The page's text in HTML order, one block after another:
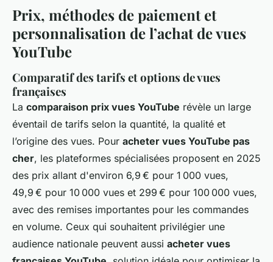
Prix, méthodes de paiement et
personnalisation de l’achat de vues
YouTube
Comparatif des tarifs et options de vues
françaises
La comparaison prix vues YouTube révèle un large
éventail de tarifs selon la quantité, la qualité et
l’origine des vues. Pour acheter vues YouTube pas
cher, les plateformes spécialisées proposent en 2025
des prix allant d'environ 6,9 € pour 1 000 vues,
49,9 € pour 10 000 vues et 299 € pour 100 000 vues,
avec des remises importantes pour les commandes
en volume. Ceux qui souhaitent privilégier une
audience nationale peuvent aussi acheter vues